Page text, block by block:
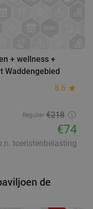
+ wellness +
Waddengebied
8.6 star
Regulier €218
€74
toeristenbelasting
de